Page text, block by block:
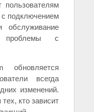
пользователям
с подключением
обслуживание
с
обновляется
всегда
изменений.
кто зависит